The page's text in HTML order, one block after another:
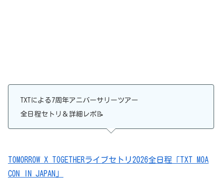
TXTによる7周年アニバーサリーツアー
全日程セトリ＆詳細レポ📝
TOMORROW X TOGETHERライブセトリ2026全日程「TXT MOA
CON IN JAPAN」